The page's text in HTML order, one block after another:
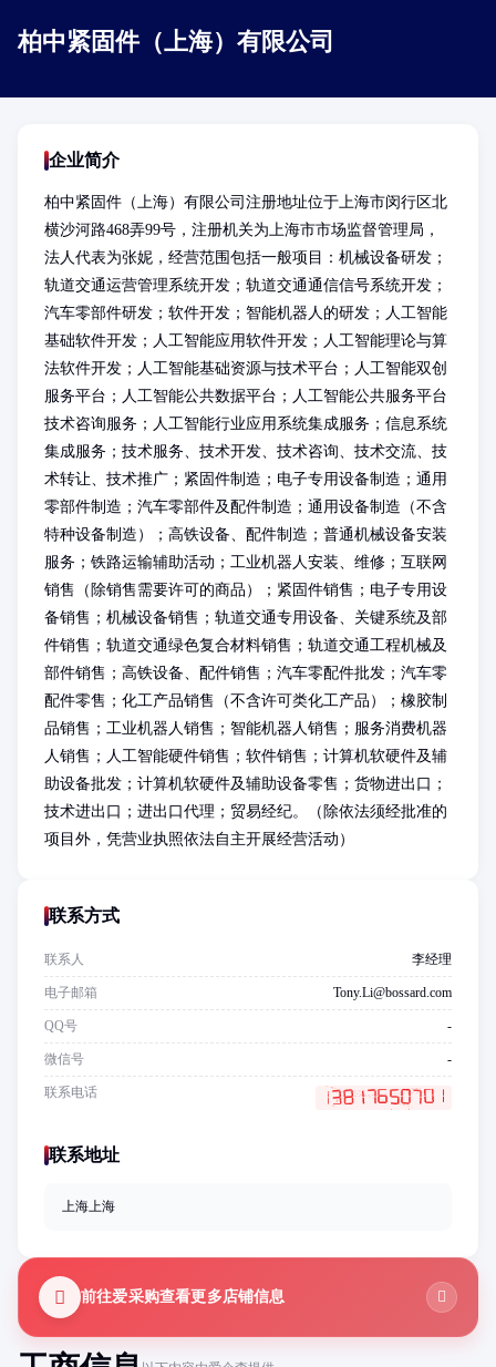
柏中紧固件（上海）有限公司
企业简介
柏中紧固件（上海）有限公司注册地址位于上海市闵行区北
横沙河路468弄99号，注册机关为上海市市场监督管理局，
法人代表为张妮，经营范围包括一般项目：机械设备研发；
轨道交通运营管理系统开发；轨道交通通信信号系统开发；
汽车零部件研发；软件开发；智能机器人的研发；人工智能
基础软件开发；人工智能应用软件开发；人工智能理论与算
法软件开发；人工智能基础资源与技术平台；人工智能双创
服务平台；人工智能公共数据平台；人工智能公共服务平台
技术咨询服务；人工智能行业应用系统集成服务；信息系统
集成服务；技术服务、技术开发、技术咨询、技术交流、技
术转让、技术推广；紧固件制造；电子专用设备制造；通用
零部件制造；汽车零部件及配件制造；通用设备制造（不含
特种设备制造）；高铁设备、配件制造；普通机械设备安装
服务；铁路运输辅助活动；工业机器人安装、维修；互联网
销售（除销售需要许可的商品）；紧固件销售；电子专用设
备销售；机械设备销售；轨道交通专用设备、关键系统及部
件销售；轨道交通绿色复合材料销售；轨道交通工程机械及
部件销售；高铁设备、配件销售；汽车零配件批发；汽车零
配件零售；化工产品销售（不含许可类化工产品）；橡胶制
品销售；工业机器人销售；智能机器人销售；服务消费机器
人销售；人工智能硬件销售；软件销售；计算机软硬件及辅
助设备批发；计算机软硬件及辅助设备零售；货物进出口；
技术进出口；进出口代理；贸易经纪。（除依法须经批准的
项目外，凭营业执照依法自主开展经营活动）
联系方式
联系人 李经理
电子邮箱 Tony.Li@bossard.com
QQ号 -
微信号 -
联系电话
联系地址
上海上海
前往爱采购查看更多店铺信息